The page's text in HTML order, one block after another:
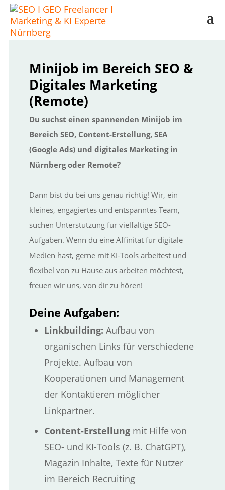
Minijob im Bereich SEO &
Digitales Marketing
(Remote)
Du suchst einen spannenden Minijob im
Bereich SEO, Content-Erstellung, SEA
(Google Ads) und digitales Marketing in
Nürnberg oder Remote?
Dann bist du bei uns genau richtig! Wir, ein
kleines, engagiertes und entspanntes Team,
suchen Unterstützung für vielfältige SEO-
Aufgaben. Wenn du eine Affinität für digitale
Medien hast, gerne mit KI-Tools arbeitest und
flexibel von zu Hause aus arbeiten möchtest,
freuen wir uns, von dir zu hören!
Deine Aufgaben:
Linkbuilding: Aufbau von
organischen Links für verschiedene
Projekte. Aufbau von
Kooperationen und Management
der Kontaktieren möglicher
Linkpartner.
Content-Erstellungmit Hilfe von
SEO- und KI-Tools (z. B. ChatGPT),
Magazin Inhalte, Texte für Nutzer
im Bereich Recruiting